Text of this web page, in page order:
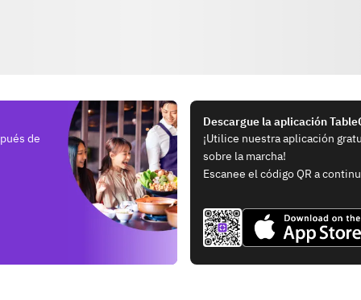
de
Descargue la aplicación
¡Utilice nuestra aplicación
sobre la marcha!
Escanee el código QR a